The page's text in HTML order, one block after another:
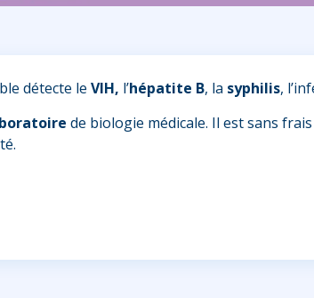
détecte le VIH, l’hépatite B, la syphilis,
de biologie médicale. Il est sans